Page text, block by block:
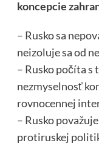
koncepcie
– Rusko sa
neizoluje sa od
– Rusko počíta s
nezmyselnosť
rovnocennej
– Rusko
protiruskej